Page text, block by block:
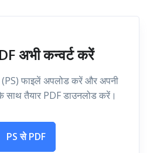
अभी कन्वर्ट करें
फाइलें अपलोड करें और अपनी
तैयार PDF डाउनलोड करें।
PS से PDF